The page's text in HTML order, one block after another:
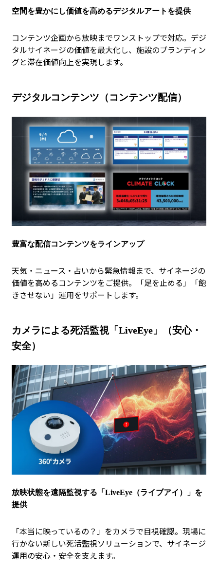
空間を豊かにし価値を高めるデジタルアートを提供
コンテンツ企画から放映までワンストップで対応。デジ
タルサイネージの価値を最大化し、施設のブランディン
グと滞在価値向上を実現します。
デジタルコンテンツ（コンテンツ配信）
豊富な配信コンテンツをラインアップ
天気・ニュース・占いから緊急情報まで、サイネージの
価値を高めるコンテンツをご提供。「足を止める」「飽
きさせない」運用をサポートします。
カメラによる死活監視「LiveEye」（安心・
安全）
放映状態を遠隔監視する「LiveEye（ライブアイ）」を
提供
「本当に映っているの？」をカメラで目視確認。現場に
行かない新しい死活監視ソリューションで、サイネージ
運用の安心・安全を支えます。